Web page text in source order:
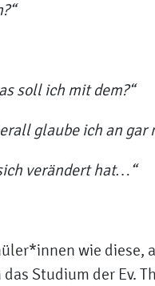
soll ich mit dem?“
glaube ich an gar
verändert hat…“
wie diese,
Studium der Ev.